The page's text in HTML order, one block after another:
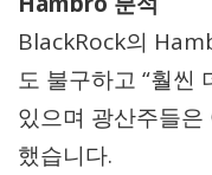
BlackRock의
도 불구하고 “훨씬
있으며 광산주들
했습니다.